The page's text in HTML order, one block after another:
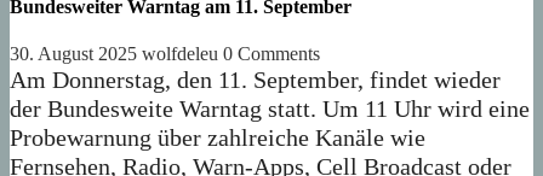
Bundesweiter Warntag am 11. September
30. August 2025 wolfdeleu 0 Comments
Am Donnerstag, den 11. September, findet wieder
der Bundesweite Warntag statt. Um 11 Uhr wird eine
Probewarnung über zahlreiche Kanäle wie
Fernsehen, Radio, Warn-Apps, Cell Broadcast oder